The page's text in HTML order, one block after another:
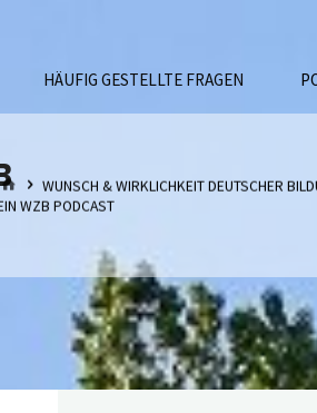
HÄUFIG GESTELLTE FRAGEN
STARTWUNSCH & WIRKLICHKEIT DEUTSCHER
WZB PODCAST